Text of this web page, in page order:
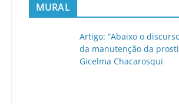
MURAL
Artigo: “Abaixo o
da manutenção da
Gicelma Chacarosqui